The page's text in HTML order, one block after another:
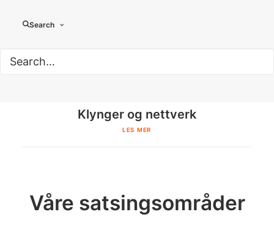
Search
Klynger og nettverk
LES MER
Våre satsingsområder